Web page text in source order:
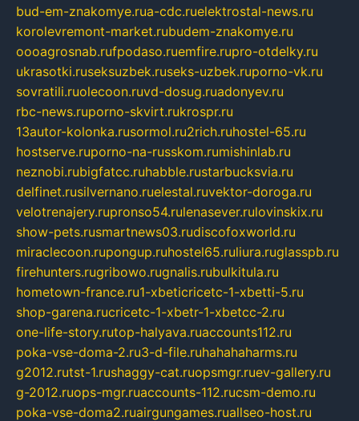
bud-em-znakomye.rua-cdc.ruelektrostal-news.ru
korolevremont-market.rubudem-znakomye.ru
oooagrosnab.rufpodaso.ruemfire.rupro-otdelky.ru
ukrasotki.ruseksuzbek.ruseks-uzbek.ruporno-vk.ru
sovratili.ruolecoon.ruvd-dosug.ruadonyev.ru
rbc-news.ruporno-skvirt.rukrospr.ru
13autor-kolonka.rusormol.ru2rich.ruhostel-65.ru
hostserve.ruporno-na-russkom.rumishinlab.ru
neznobi.rubigfatcc.ruhabble.rustarbucksvia.ru
delfinet.rusilvernano.ruelestal.ruvektor-doroga.ru
velotrenajery.rupronso54.rulenasever.rulovinskix.ru
show-pets.rusmartnews03.rudiscofoxworld.ru
miraclecoon.rupongup.ruhostel65.ruliura.ruglasspb.ru
firehunters.rugribowo.rugnalis.rubulkitula.ru
hometown-france.ru1-xbeticricetc-1-xbetti-5.ru
shop-garena.rucricetc-1-xbetr-1-xbetcc-2.ru
one-life-story.rutop-halyava.ruaccounts112.ru
poka-vse-doma-2.ru3-d-file.ruhahahaharms.ru
g2012.rutst-1.rushaggy-cat.ruopsmgr.ruev-gallery.ru
g-2012.ruops-mgr.ruaccounts-112.rucsm-demo.ru
poka-vse-doma2.ruairgungames.ruallseo-host.ru